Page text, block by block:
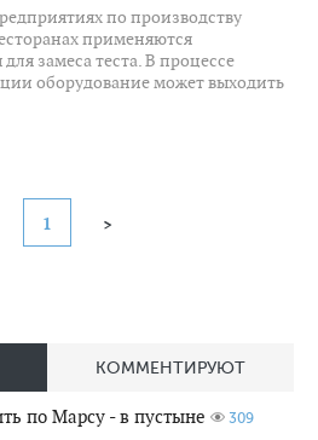
по производству
применяются
замеса теста. В процессе
оборудование может выходить
1 >
КОММЕНТИРУЮТ
по Марсу - в пустыне 309